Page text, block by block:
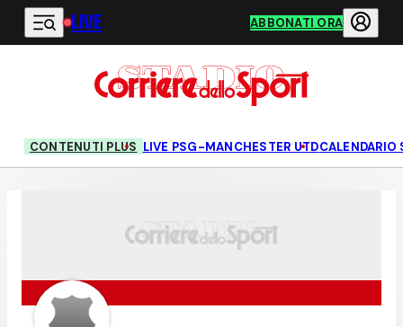
Vai al contenuto principale
LIVE ABBONATI ORA
CONTENUTI PLUS LIVE PSG-MANCHESTER UTDCALENDARIO